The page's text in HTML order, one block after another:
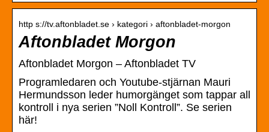
http s://tv.aftonbladet.se › kategori › aftonbladet-morgon
Aftonbladet Morgon
Aftonbladet Morgon – Aftonbladet TV
Programledaren och Youtube-stjärnan Mauri
Hermundsson leder humorgänget som tappar all
kontroll i nya serien ”Noll Kontroll”. Se serien
här!